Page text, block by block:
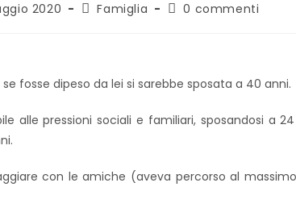
2020 Famiglia 0 commenti
fosse dipeso da lei si sarebbe sposata a 40 anni.
alle pressioni sociali e familiari, sposandosi a
con le amiche (aveva percorso al